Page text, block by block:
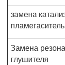
замена
Замена
глушителя